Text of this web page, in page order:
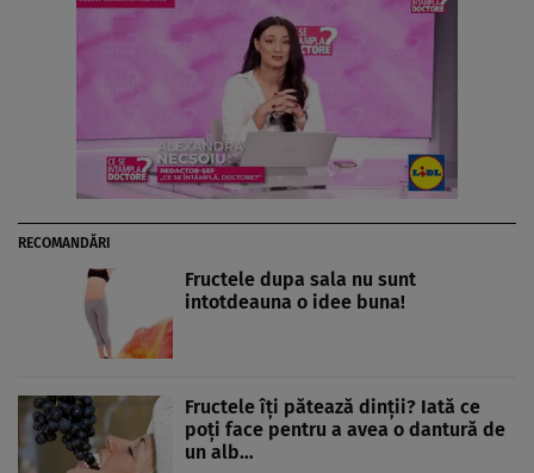
RECOMANDĂRI
Fructele dupa sala nu sunt
intotdeauna o idee buna!
Fructele îţi pătează dinţii? Iată ce
poţi face pentru a avea o dantură de
un alb…